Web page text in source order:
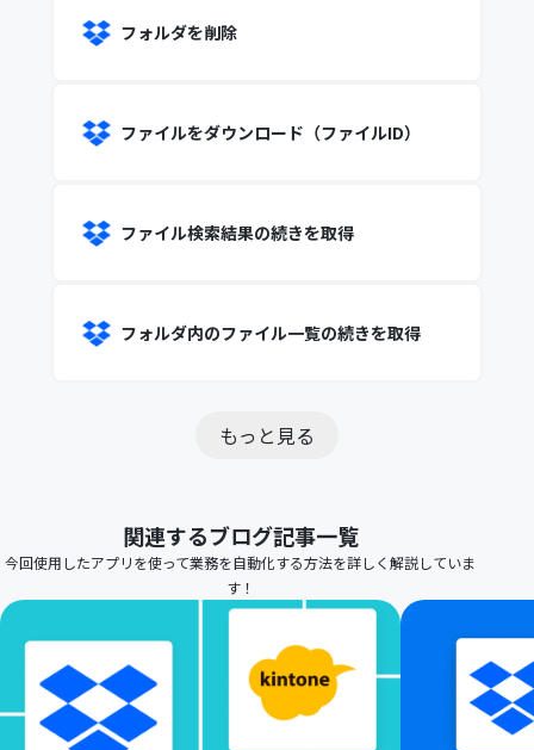
フォルダを削除
ファイルをダウンロード（ファイルID）
ファイル検索結果の続きを取得
フォルダ内のファイル一覧の続きを取得
もっと見る
関連するブログ記事一覧
今回使用したアプリを使って業務を自動化する方法を詳しく解説していま
す！